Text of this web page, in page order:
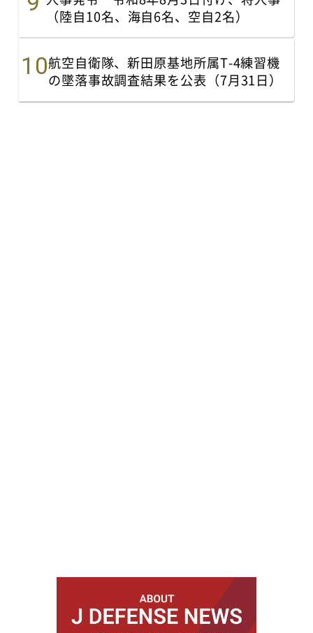
（陸自10名、海自6名、空自2名）
航空自衛隊、新田原基地所属T-4練習機
の墜落事故調査結果を公表（7月31日）